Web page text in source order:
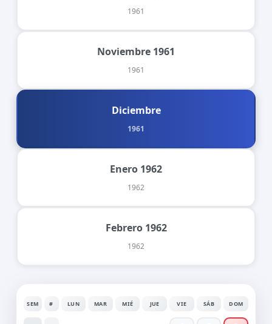
1961
Noviembre 1961
1961
Diciembre
1961
Enero 1962
1962
Febrero 1962
1962
SEM # LUN MAR MIÉ JUE VIE SÁB DOM